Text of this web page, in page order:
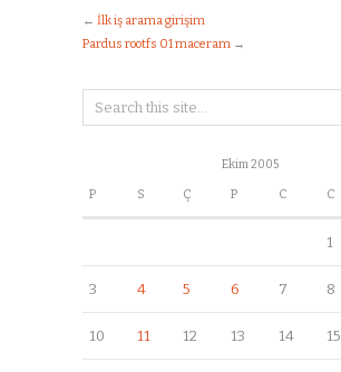
← İlk iş arama girişim
Pardus rootfs 01 maceram →
Ekim 2005
P S Ç P C C
1
3 4 5 6 7 8
10 11 12 13 14 15